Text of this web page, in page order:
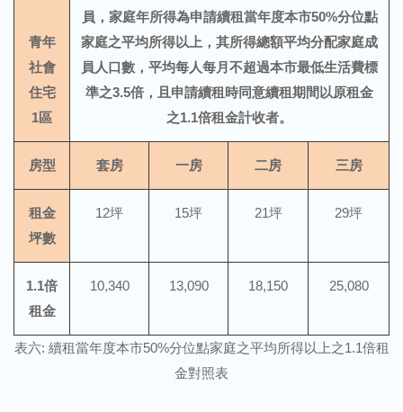
青年
社會
住宅
1區
員，家庭年所得為申請續租當年度本市50%分位點
家庭之平均所得以上，其所得總額平均分配家庭成
員人口數，平均每人每月不超過本市最低生活費標
準之3.5倍，且申請續租時同意續租期間以原租金
之1.1倍租金計收者。
房型 套房 一房 二房 三房
租金
坪數
12坪 15坪 21坪 29坪
1.1倍
租金
10,340 13,090 18,150 25,080
表六: 續租當年度本市50%分位點家庭之平均所得以上之1.1倍租
金對照表